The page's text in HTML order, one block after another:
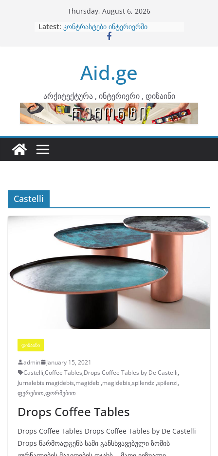
Thursday, August 6, 2026
Latest: ბინების გაერთიანება
კონტრასტები ინტერიერში
ინტერიერის დიზიანი
არტემიდი წარმოგიდგენთ
Aid.ge
არქიტექტურა , ინტერიერი , დიზაინი
Castelli
ᲓᲘᲖᲐᲘᲜᲘ
admin
January 15, 2021
Castelli,Coffee Tables,Drops Coffee Tables by De Castelli,
Jurnalebis magidebis,magidebi,magidebis,spilendzi,spilenzi,
ფერებით,ფორმებით
Drops Coffee Tables
Drops Coffee Tables Drops Coffee Tables by De Castelli
Drops წარმოადგენს სამი განსხვავებული ზომის